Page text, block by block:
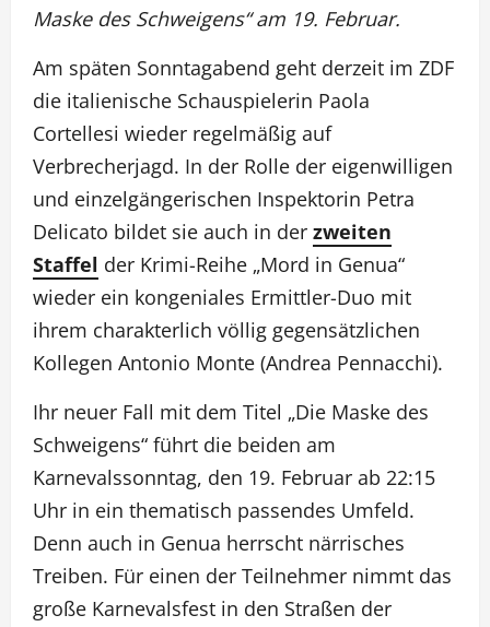
Maske des Schweigens“ am 19. Februar.
Am späten Sonntagabend geht derzeit im ZDF
die italienische Schauspielerin Paola
Cortellesi wieder regelmäßig auf
Verbrecherjagd. In der Rolle der eigenwilligen
und einzelgängerischen Inspektorin Petra
Delicato bildet sie auch in der zweiten
Staffel der Krimi-Reihe „Mord in Genua“
wieder ein kongeniales Ermittler-Duo mit
ihrem charakterlich völlig gegensätzlichen
Kollegen Antonio Monte (Andrea Pennacchi).
Ihr neuer Fall mit dem Titel „Die Maske des
Schweigens“ führt die beiden am
Karnevalssonntag, den 19. Februar ab 22:15
Uhr in ein thematisch passendes Umfeld.
Denn auch in Genua herrscht närrisches
Treiben. Für einen der Teilnehmer nimmt das
große Karnevalsfest in den Straßen der